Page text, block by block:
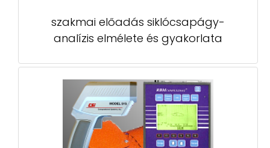
szakmai előadás siklócsapágy-
analízis elmélete és gyakorlata